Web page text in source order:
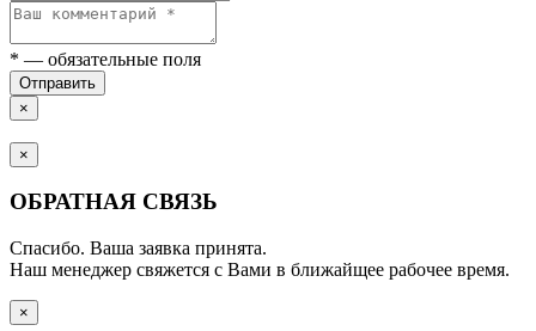
* — обязательные поля
Отправить
×
×
ОБРАТНАЯ СВЯЗЬ
Спасибо. Ваша заявка принята.
Наш менеджер свяжется с Вами в ближайщее рабочее время.
×